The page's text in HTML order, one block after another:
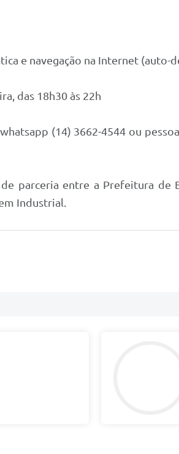
e navegação na Internet (auto-
das 18h30 às 22h
(14) 3662-4544 ou
parceria entre a Prefeitura
Industrial.